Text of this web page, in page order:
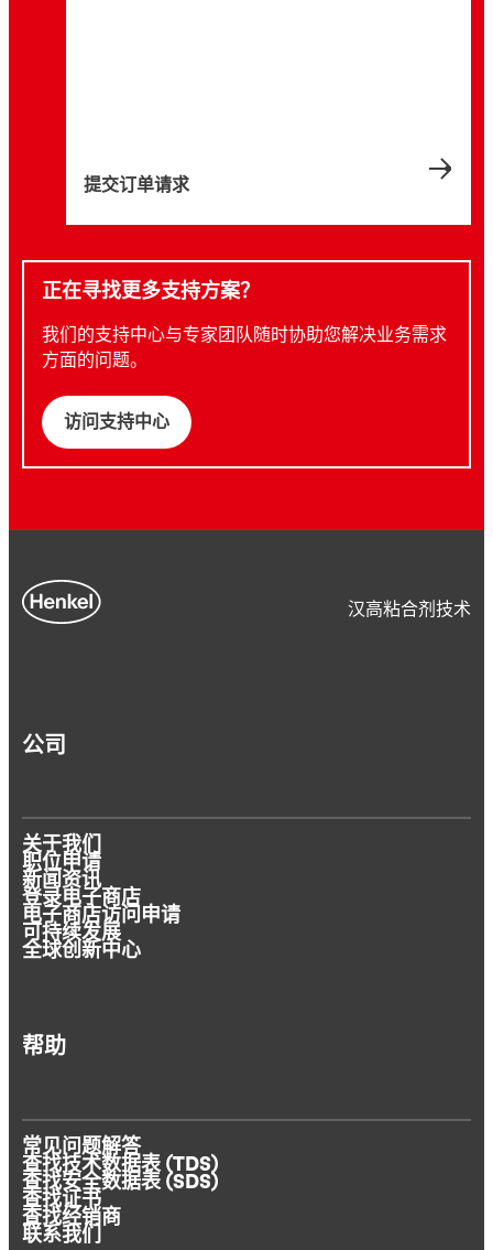
提交订单请求
正在寻找更多支持方案？
我们的支持中心与专家团队随时协助您解决业务需求
方面的问题。
访问支持中心
汉高粘合剂技术
公司
关于我们
职位申请
新闻资讯
登录电子商店
电子商店访问申请
可持续发展
全球创新中心
帮助
常见问题解答
查找技术数据表 (TDS)
查找安全数据表 (SDS)
查找证书
查找经销商
联系我们